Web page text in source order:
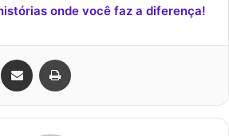
onde você faz a diferença!
WhatsAppCompartilhar via e-mail